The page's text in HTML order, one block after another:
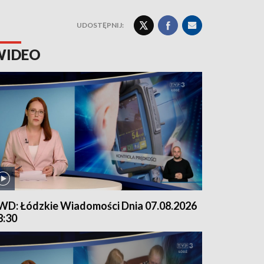
UDOSTĘPNIJ:
Łódzkie Wiadomości Dnia 07.08.2026